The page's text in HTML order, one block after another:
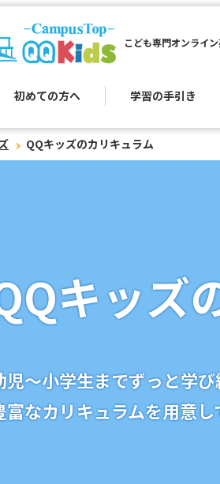
こども専門オンライ
初めての方へ 学習の手引き
QQキッズのカリキュラム
キッズ
児〜小学生までずっと学
富なカリキュラムを用意